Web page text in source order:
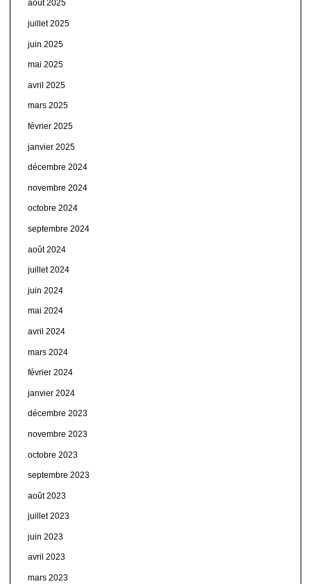
août 2025
juillet 2025
juin 2025
mai 2025
avril 2025
mars 2025
février 2025
janvier 2025
décembre 2024
novembre 2024
octobre 2024
septembre 2024
août 2024
juillet 2024
juin 2024
mai 2024
avril 2024
mars 2024
février 2024
janvier 2024
décembre 2023
novembre 2023
octobre 2023
septembre 2023
août 2023
juillet 2023
juin 2023
avril 2023
mars 2023